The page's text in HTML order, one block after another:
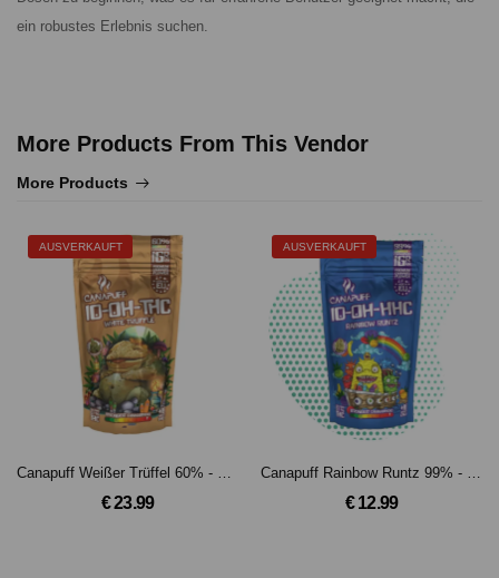
ein robustes Erlebnis suchen.
More Products From This Vendor
More Products
AUSVERKAUFT
€ 23.99
AUSVERKAUFT
€ 12.99